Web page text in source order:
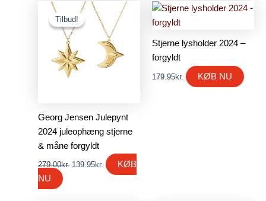
Tilbud!
Tilbud!
Georg Jensen Julepynt
2024 juleophæng stjerne
& måne forgyldt
279.00kr.
Den
oprindelige
pris
var:
279.00kr..
139.95kr.
aktuelle
pris
er:
139.95kr..
KØB
NU
Stjerne lysholder 2024 –
forgyldt
179.95kr. KØB NU